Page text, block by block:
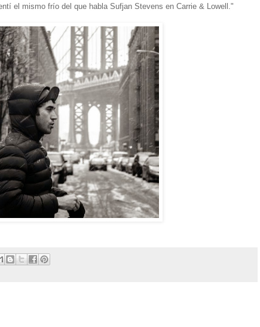
el mismo frío del que habla Sufjan Stevens en Carrie & Lowell."